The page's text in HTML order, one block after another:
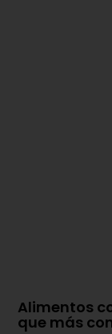
Alimentos
que más